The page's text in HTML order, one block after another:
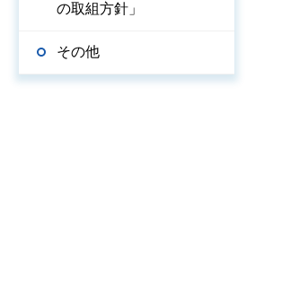
の取組方針」
その他